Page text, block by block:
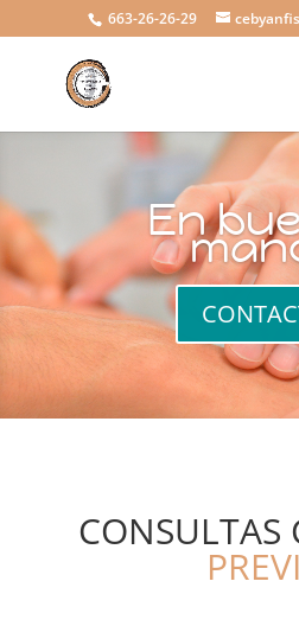
663-26-26-29
En
CONSULTAS